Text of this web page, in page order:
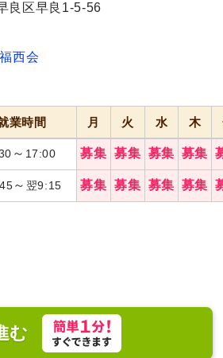
中庭は、リラックスしたひとときを提供しま
良区早良1-5-56
西会
業時間 月 火 水 木
～ 17:00 募集 募集 募集 募集
～ 翌9:15 募集 募集 募集 募集
む